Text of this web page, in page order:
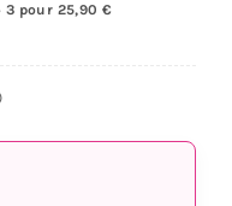
3 pour 25,90 €